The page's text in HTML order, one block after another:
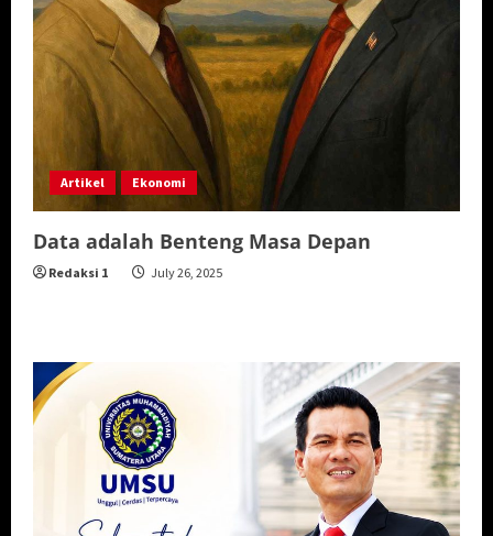
Artikel Ekonomi
Data adalah Benteng Masa Depan
Redaksi 1 July 26, 2025